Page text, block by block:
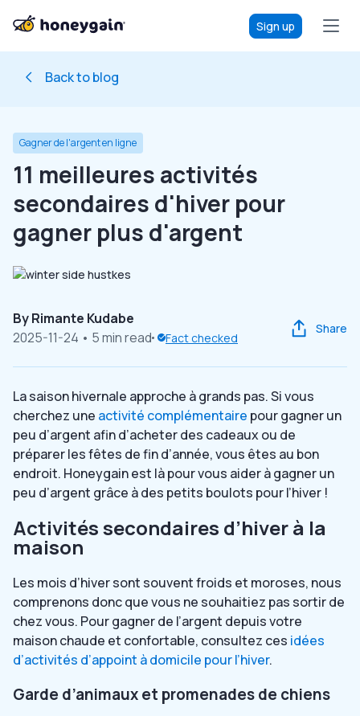
Sign up
Back to blog
Gagner de l'argent en ligne
11 meilleures activités
secondaires d'hiver pour
gagner plus d'argent
ByRimante Kudabe
2025-11-24 • 5 min read Fact checked
Share
La saison hivernale approche à grands pas. Si vous
cherchez une activité complémentaire pour gagner un
peu d’argent afin d’acheter des cadeaux ou de
préparer les fêtes de fin d’année, vous êtes au bon
endroit. Honeygain est là pour vous aider à gagner un
peu d’argent grâce à des petits boulots pour l’hiver !
Activités secondaires d’hiver à la
maison
Les mois d’hiver sont souvent froids et moroses, nous
comprenons donc que vous ne souhaitiez pas sortir de
chez vous. Pour gagner de l’argent depuis votre
maison chaude et confortable, consultez ces idées
d’activités d’appoint à domicile pour l’hiver.
Garde d’animaux et promenades de chiens